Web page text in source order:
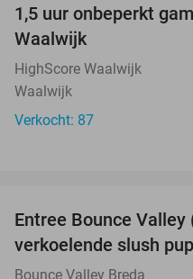
TODAY
1,5 uur onbeperkt
Waalwijk
HighScore Waalwijk
Waalwijk
Verkocht: 87
Entree Bounce Valley
verkoelende slush
Bounce Valley Breda